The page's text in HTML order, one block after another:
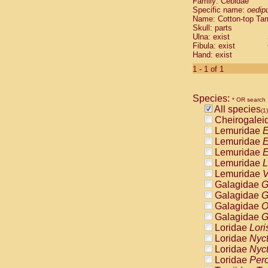
Cebidae
Cebidae
Cebidae
Cebidae
Cebidae
Cebidae
Cebidae
Cebidae
Cebidae
Cebidae
Cebidae
Cebidae
Atelidae
Atelidae
Atelidae
Atelidae
Atelidae
Atelidae
Atelidae
Atelidae
Atelidae
Atelidae
Pitheciidae
Specific name:
Name: Cotton-top
Skull: parts
Ulna: exist
Fibula: exist
Hand: exist
1 - 1 of 1
Species: * OR search
All species(1)
Lemuridae
Lemuridae
Lemuridae
Lemuridae
Lemuridae
Galagidae
Galagidae
Galagidae
Galagidae
Loridae
Loridae
Loridae
Loridae